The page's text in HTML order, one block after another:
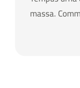
massa.